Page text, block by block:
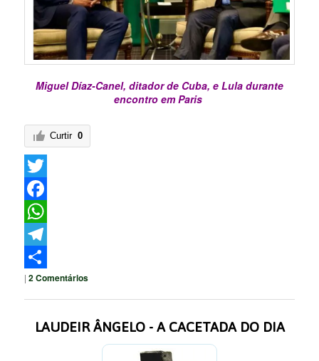
Miguel Díaz-Canel, ditador de Cuba, e Lula durante
encontro em Paris
Curtir 0
Twitter
Facebook
WhatsApp
Telegram
Share
|2Comentários
LAUDEIR ÂNGELO - A CACETADA DO DIA